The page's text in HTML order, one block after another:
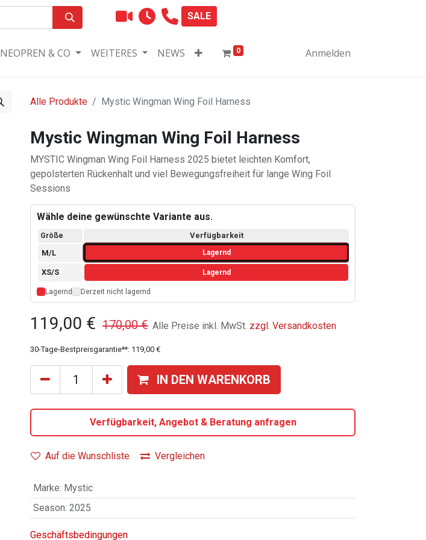
SALE
NEOPREN & CO WEITERES NEWS 0 Anmelden
Alle Produkte Mystic Wingman Wing Foil Harness
Mystic Wingman Wing Foil Harness
MYSTIC Wingman Wing Foil Harness 2025 bietet leichten Komfort,
gepolsterten Rückenhalt und viel Bewegungsfreiheit für lange Wing Foil
Sessions
Wähle deine gewünschte Variante aus.
Größe
Verfügbarkeit
M/L Lagernd
XS/S Lagernd
Lagernd Derzeit nicht lagernd
119,00 € 170,00€ Alle Preise inkl. MwSt. zzgl. Versandkosten
30-Tage-Bestpreisgarantie**: 119,00 €
IN DEN WARENKORB
Verfügbarkeit, Angebot & Beratung anfragen
Auf die Wunschliste Vergleichen
Marke: Mystic
Season: 2025
Geschäftsbedingungen